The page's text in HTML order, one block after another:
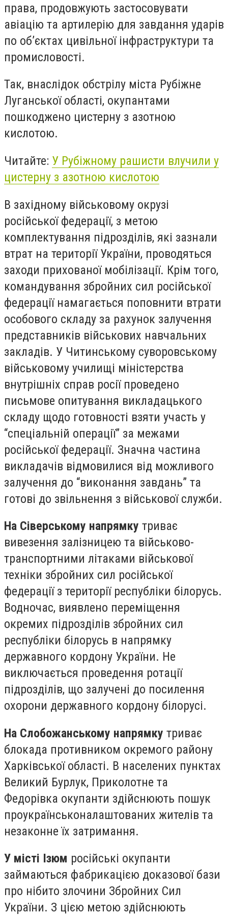
права, продовжують застосовувати
авіацію та артилерію для завдання ударів
по об’єктах цивільної інфраструктури та
промисловості.
Так, внаслідок обстрілу міста Рубіжне
Луганської області, окупантами
пошкоджено цистерну з азотною
кислотою.
Читайте: У Рубіжному рашисти влучили у
цистерну з азотною кислотою
В західному військовому окрузі
російської федерації, з метою
комплектування підрозділів, які зазнали
втрат на території України, проводяться
заходи прихованої мобілізації. Крім того,
командування збройних сил російської
федерації намагається поповнити втрати
особового складу за рахунок залучення
представників військових навчальних
закладів. У Читинському суворовському
військовому училищі міністерства
внутрішніх справ росії проведено
письмове опитування викладацького
складу щодо готовності взяти участь у
“спеціальній операції” за межами
російської федерації. Значна частина
викладачів відмовилися від можливого
залучення до “виконання завдань” та
готові до звільнення з військової служби.
На Сіверському напрямку триває
вивезення залізницею та військово-
транспортними літаками військової
техніки збройних сил російської
федерації з території республіки білорусь.
Водночас, виявлено переміщення
окремих підрозділів збройних сил
республіки білорусь в напрямку
державного кордону України. Не
виключається проведення ротації
підрозділів, що залучені до посилення
охорони державного кордону білорусі.
На Слобожанському напрямку триває
блокада противником окремого району
Харківської області. В населених пунктах
Великий Бурлук, Приколотне та
Федорівка окупанти здійснюють пошук
проукраїнськоналаштованих жителів та
незаконне їх затримання.
У місті Ізюм російські окупанти
займаються фабрикацією доказової бази
про нібито злочини Збройних Сил
України. З цією метою здійснюють